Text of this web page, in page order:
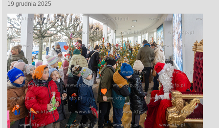
19 grudnia 2025